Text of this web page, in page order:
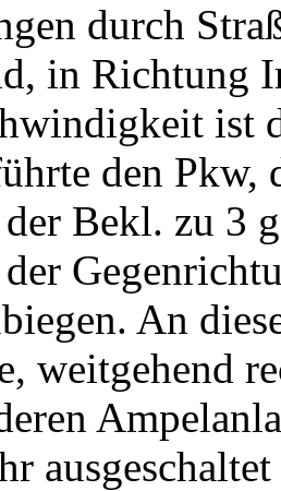
durch
in Richtung
ist
den Pkw,
Bekl. zu 3
An
weitgehend